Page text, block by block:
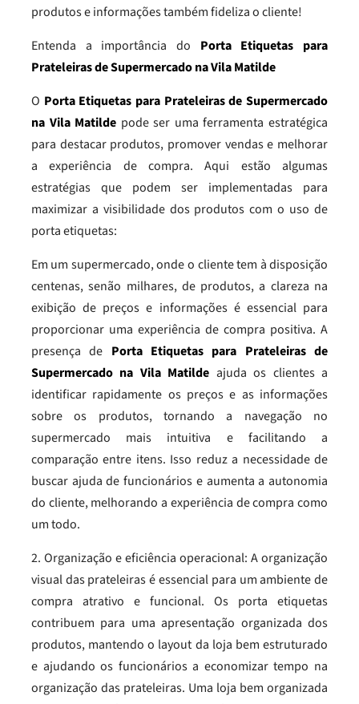
produtos e informações também fideliza o cliente!
Entenda a importância do Porta Etiquetas para
Prateleiras de Supermercado na Vila Matilde
O Porta Etiquetas para Prateleiras de Supermercado
na Vila Matilde pode ser uma ferramenta estratégica
para destacar produtos, promover vendas e melhorar
a experiência de compra. Aqui estão algumas
estratégias que podem ser implementadas para
maximizar a visibilidade dos produtos com o uso de
porta etiquetas:
Em um supermercado, onde o cliente tem à disposição
centenas, senão milhares, de produtos, a clareza na
exibição de preços e informações é essencial para
proporcionar uma experiência de compra positiva. A
presença de Porta Etiquetas para Prateleiras de
Supermercado na Vila Matilde ajuda os clientes a
identificar rapidamente os preços e as informações
sobre os produtos, tornando a navegação no
supermercado mais intuitiva e facilitando a
comparação entre itens. Isso reduz a necessidade de
buscar ajuda de funcionários e aumenta a autonomia
do cliente, melhorando a experiência de compra como
um todo.
2. Organização e eficiência operacional: A organização
visual das prateleiras é essencial para um ambiente de
compra atrativo e funcional. Os porta etiquetas
contribuem para uma apresentação organizada dos
produtos, mantendo o layout da loja bem estruturado
e ajudando os funcionários a economizar tempo na
organização das prateleiras. Uma loja bem organizada